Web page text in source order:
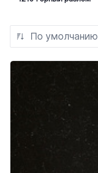
По умолчанию